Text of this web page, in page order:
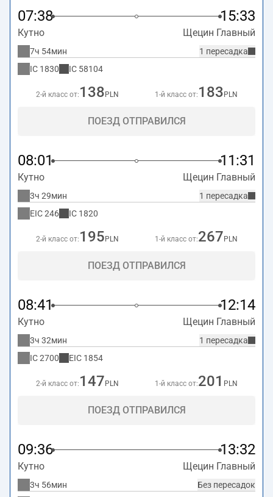
07:38 15:33
Кутно Щецин Главный
1 пересадка
7ч 54мин
IC 1830 IC 58104
2-й класс от: 138 PLN 1-й класс от: 183 PLN
ПОЕЗД ОТПРАВИЛСЯ
08:01 11:31
Кутно Щецин Главный
1 пересадка
3ч 29мин
EIC246 IC 1820
2-й класс от: 195 PLN 1-й класс от:267 PLN
ПОЕЗД ОТПРАВИЛСЯ
08:41 12:14
Кутно Щецин Главный
1 пересадка
3ч 32мин
IC2700 EIC 1854
2-й класс от: 147 PLN 1-й класс от:201 PLN
ПОЕЗД ОТПРАВИЛСЯ
09:36 13:32
Кутно Щецин Главный
Без пересадок
3ч 56мин